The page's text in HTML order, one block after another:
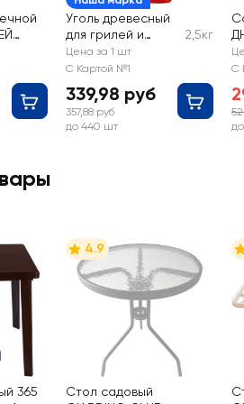
Уголь древесный
для грилей и
мангалов 365
ДНЕЙ 30л
2,5кг
Цена за 1 шт
С Картой №1
339,98 руб
357,88 руб
до 440 шт
С
365
4.9
Стол садовый